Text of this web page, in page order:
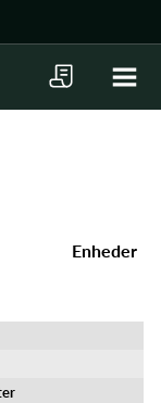
Enheder